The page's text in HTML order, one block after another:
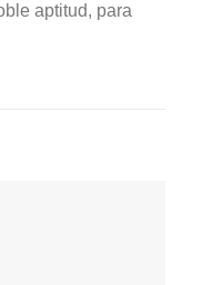
aptitud, para